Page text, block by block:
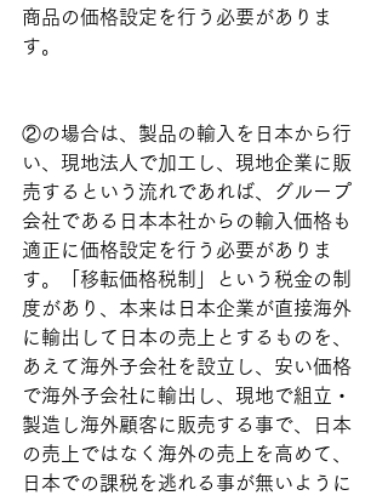
商品の価格設定を行う必要がありま
す。
②の場合は、製品の輸入を日本から行
い、現地法人で加工し、現地企業に販
売するという流れであれば、グループ
会社である日本本社からの輸入価格も
適正に価格設定を行う必要がありま
す。「移転価格税制」という税金の制
度があり、本来は日本企業が直接海外
に輸出して日本の売上とするものを、
あえて海外子会社を設立し、安い価格
で海外子会社に輸出し、現地で組立・
製造し海外顧客に販売する事で、日本
の売上ではなく海外の売上を高めて、
日本での課税を逃れる事が無いように